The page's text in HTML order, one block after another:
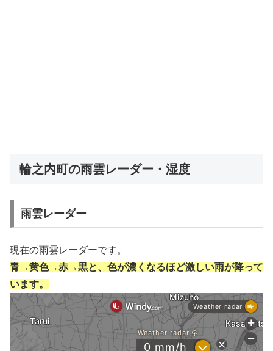
輪之内町の雨雲レーダー・湿度
雨雲レーダー
現在の雨雲レーダーです。
青→黄色→赤→黒と、色が濃くなるほど激しい雨が降って
います。